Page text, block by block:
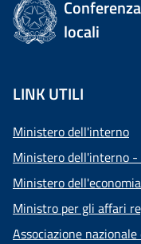
locali
LINK UTILI
Ministero dell'interno
Ministero dell'interno -
Ministero
Ministro per gli affari
Associazione